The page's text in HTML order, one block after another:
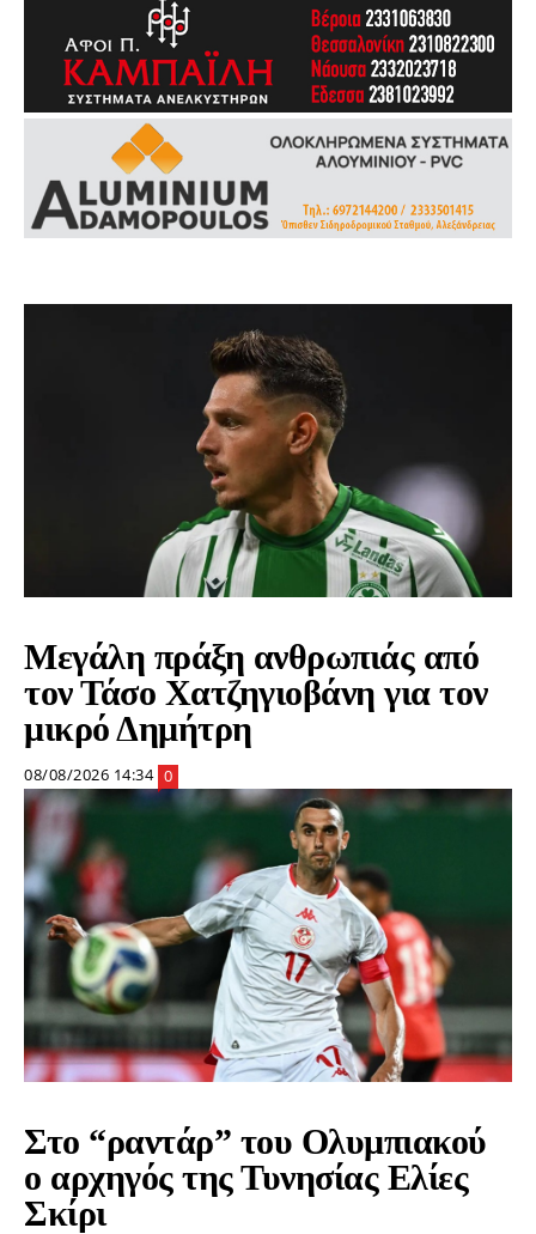
Μεγάλη πράξη ανθρωπιάς από
τον Τάσο Χατζηγιοβάνη για τον
μικρό Δημήτρη
08/08/2026 14:34 0
Στο “ραντάρ” του Ολυμπιακού
ο αρχηγός της Τυνησίας Ελίες
Σκίρι